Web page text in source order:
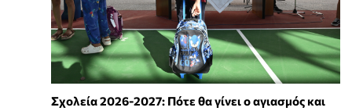
Σχολεία 2026-2027: Πότε θα γίνει ο αγιασμός και